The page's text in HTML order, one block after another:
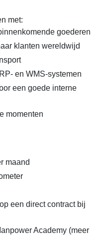
met:
goederen
klanten wereldwijd
en WMS-systemen
een goede interne
momenten
maand
een direct contract bij
Academy (meer